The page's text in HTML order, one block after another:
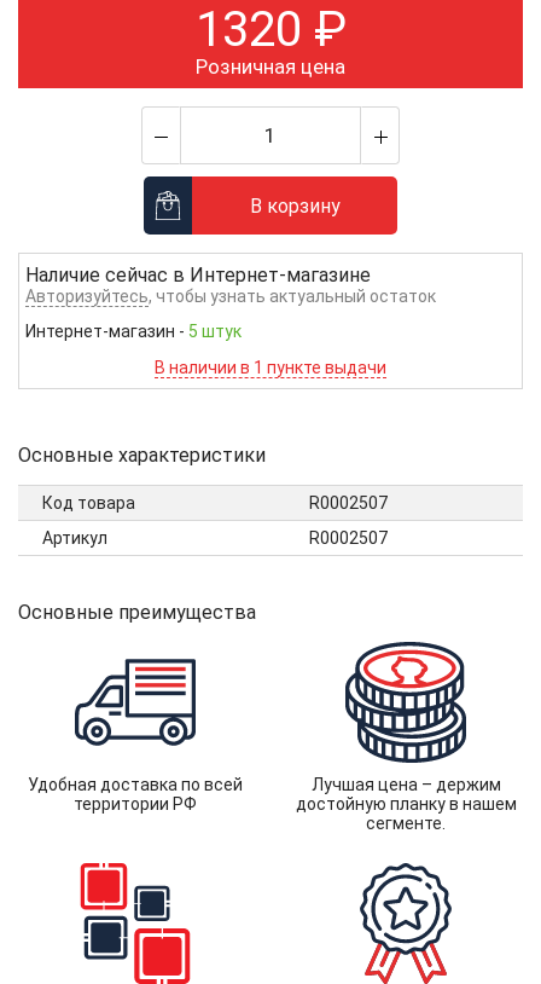
1320 ₽
Розничная цена
В корзину
Наличие сейчас в Интернет-магазине
Авторизуйтесь, чтобы узнать актуальный остаток
Интернет-магазин - 5 штук
В наличии в 1 пункте выдачи
Основные характеристики
Код товара
R0002507
Артикул
R0002507
Основные преимущества
Удобная доставка по всей
территории РФ
Лучшая цена – держим
достойную планку в нашем
сегменте.